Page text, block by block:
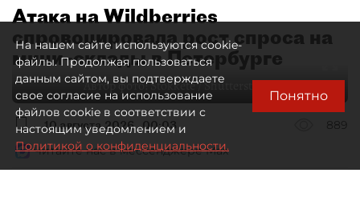
Атака на Wildberries
спровоцировала рост спроса на
мини–склады в Петербурге
Автор фото:Stokkete / Shutterstock / FOTODOM
10 августа 2026 00:03
889
Читайте нас в мессенджере Max
На нашем сайте используются cookie-
файлы. Продолжая пользоваться
данным сайтом, вы подтверждаете
свое согласие на использование
файлов cookie в соответствии с
настоящим уведомлением и
Политикой о конфиденциальности.
Понятно